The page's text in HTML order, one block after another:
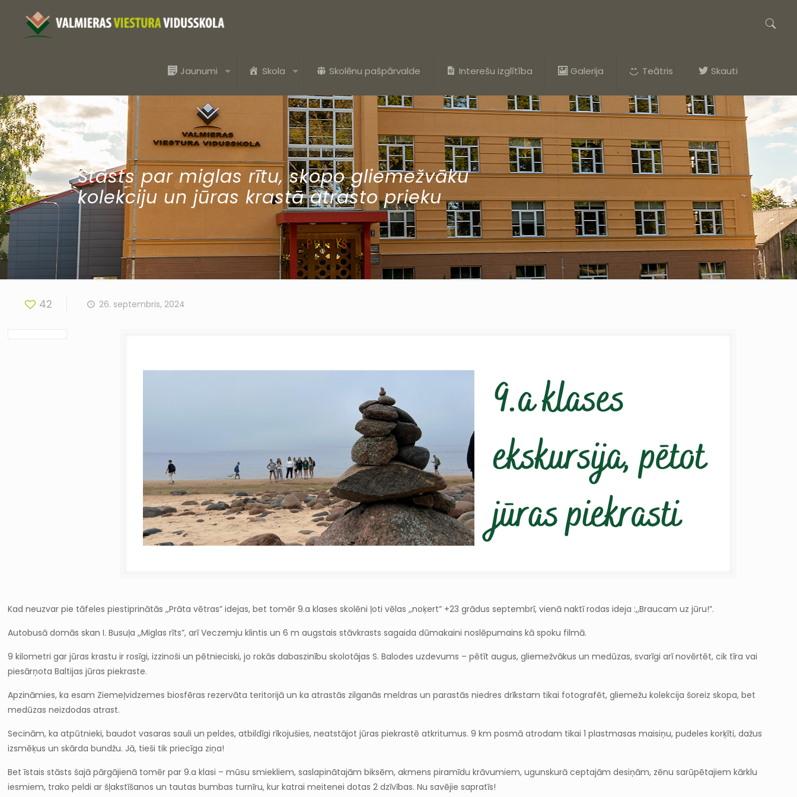
Jaunumi Skola Skolēnu pašpārvalde Interešu izglītība Galerija Teātris Skauti
Stāsts par miglas rītu, skopo gliemežvāku
kolekciju un jūras krastā atrasto prieku
42 26. septembris, 2024
Kad neuzvar pie tāfeles piestiprinātās ,,Prāta vētras” idejas, bet tomēr 9.a klases skolēni ļoti vēlas ,,noķert” +23 grādus septembrī, vienā naktī rodas ideja :,,Braucam uz jūru!”.
Autobusā domās skan I. Busuļa ,,Miglas rīts”, arī Veczemju klintis un 6 m augstais stāvkrasts sagaida dūmakaini noslēpumains kā spoku filmā.
9 kilometri gar jūras krastu ir rosīgi, izzinoši un pētnieciski, jo rokās dabaszinību skolotājas S. Balodes uzdevums – pētīt augus, gliemežvākus un medūzas, svarīgi arī novērtēt, cik tīra vai
piesārņota Baltijas jūras piekraste.
Apzināmies, ka esam Ziemeļvidzemes biosfēras rezervāta teritorijā un ka atrastās zilganās meldras un parastās niedres drīkstam tikai fotografēt, gliemežu kolekcija šoreiz skopa, bet
medūzas neizdodas atrast.
Secinām, ka atpūtnieki, baudot vasaras sauli un peldes, atbildīgi rīkojušies, neatstājot jūras piekrastē atkritumus. 9 km posmā atrodam tikai 1 plastmasas maisiņu, pudeles korķīti, dažus
izsmēķus un skārda bundžu. Jā, tieši tik priecīga ziņa!
Bet īstais stāsts šajā pārgājienā tomēr par 9.a klasi – mūsu smiekliem, saslapinātajām biksēm, akmens piramīdu krāvumiem, ugunskurā ceptajām desiņām, zēnu sarūpētajiem kārklu
iesmiem, trako peldi ar šļakstīšanos un tautas bumbas turnīru, kur katrai meitenei dotas 2 dzīvības. Nu savējie sapratīs!